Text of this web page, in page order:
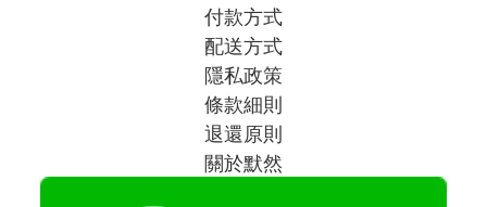
付款方式
配送方式
隱私政策
條款細則
退還原則
關於默然